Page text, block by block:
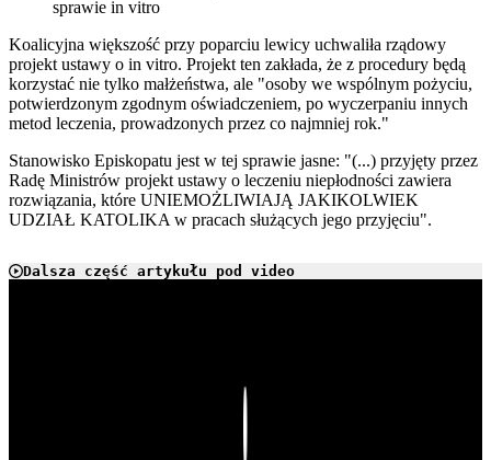
sprawie in vitro
Koalicyjna większość przy poparciu lewicy uchwaliła rządowy
projekt ustawy o in vitro. Projekt ten zakłada, że z procedury będą
korzystać nie tylko małżeństwa, ale "osoby we wspólnym pożyciu,
potwierdzonym zgodnym oświadczeniem, po wyczerpaniu innych
metod leczenia, prowadzonych przez co najmniej rok."
Stanowisko Episkopatu jest w tej sprawie jasne: "(...) przyjęty przez
Radę Ministrów projekt ustawy o leczeniu niepłodności zawiera
rozwiązania, które UNIEMOŻLIWIAJĄ JAKIKOLWIEK
UDZIAŁ KATOLIKA w pracach służących jego przyjęciu".
Dalsza część artykułu pod video